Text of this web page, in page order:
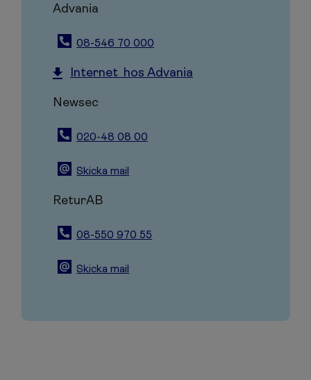
Advania
08-546 70 000
Internet hos Advania
Newsec
020-48 08 00
Skicka mail
ReturAB
08-550 970 55
Skicka mail